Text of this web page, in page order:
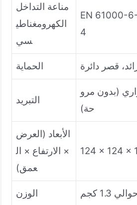
مناعة التداخل
الكهرومغناطي
سي
EN 61000-
4
الحماية قصر دائرة
التبريد
(بدون مرو
حة)
الأبعاد (العرض
× الارتفاع × ال
عمق)
الوزن 1.3 كجم